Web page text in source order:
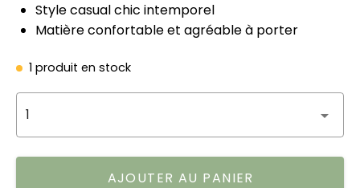
Style casual chic intemporel
Matière confortable et agréable à porter
1 produit en stock
1
AJOUTER AU PANIER